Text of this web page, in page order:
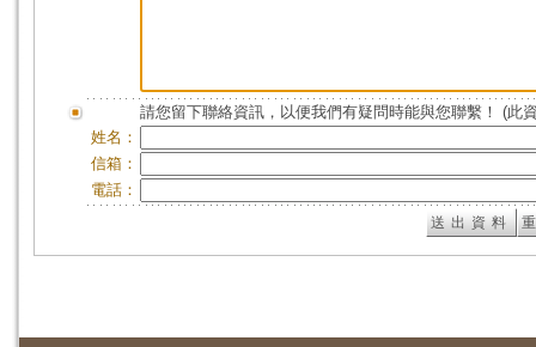
請您留下聯絡資訊，以便我們有疑問時能與您聯繫！ (此
姓名：
信箱：
電話：